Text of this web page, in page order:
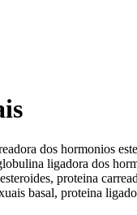
dos hormonios
ligadora dos
proteina
basal, proteina